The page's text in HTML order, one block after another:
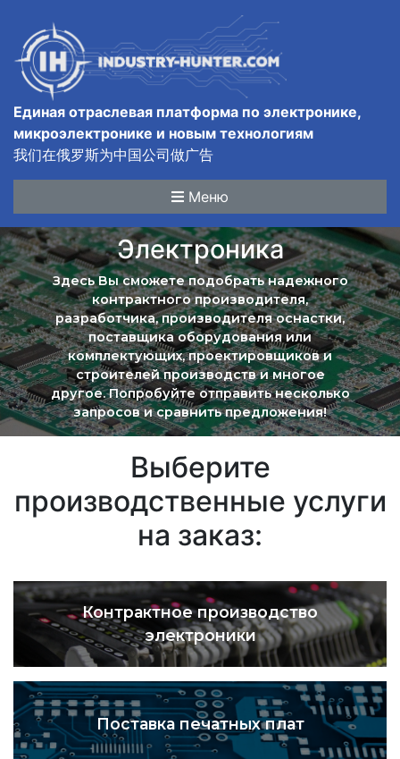
Единая отраслевая платформа по электронике,
микроэлектронике и новым технологиям
我们在俄罗斯为中国公司做广告
Меню
Электроника
Здесь Вы сможете подобрать надежного
контрактного производителя,
разработчика, производителя оснастки,
поставщика оборудования или
комплектующих, проектировщиков и
строителей производств и многое
другое. Попробуйте отправить несколько
запросов и сравнить предложения!
Выберите
производственные услуги
на заказ:
Контрактное производство
электроники
Поставка печатных плат